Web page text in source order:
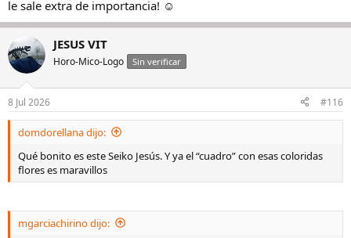
le sale extra de importancia! ☺️
JESUS VIT
Horo-Mico-Logo Sin verificar
8 Jul 2026 #116
domdorellana dijo:
Qué bonito es este Seiko Jesús. Y ya el “cuadro” con esas coloridas
flores es maravillos
mgarciachirino dijo: